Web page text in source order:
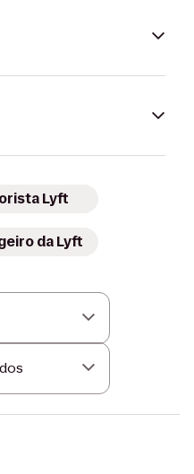
Lyft
da Lyft